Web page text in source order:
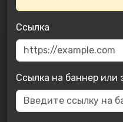
Ссылка
Ссылка на баннер или